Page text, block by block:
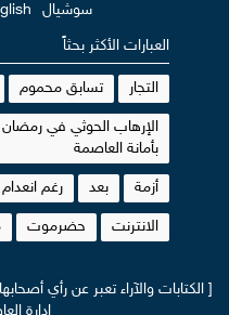
سوشيال
العبارات الأكثر بحثاً
التجار تسابق محموم
الإرهاب الحوثي في
بأمانة العاصمة
أزمة بعد رغم
الانترنت حضرموت
[ الكتابات والآراء تعبر عن رأي
إدارة